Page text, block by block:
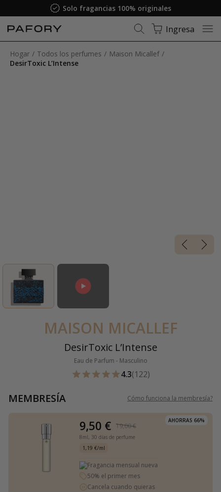
Solo fragancias 100% originales
Ingresa
Hogar Todos los perfumes
Maison Micallef
DesirToxic L’Intense
MAISON MICALLEF
DesirToxic L’Intense
Eau de Parfum - Masculino
4.3(122)
MEMBRESÍA Cómo funciona la membresía?
AHORRAS 66%
9,50 € 19,00 €
8ml, 30 días de perfume
1,19 €/ml
Fragancia mensual nueva
50% el primer mes
Cancela cuando quieras